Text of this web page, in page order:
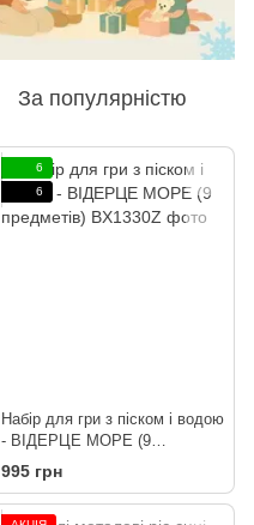
За популярністю
6
6
Набір для гри з піском і водою
- ВІДЕРЦЕ МОРЕ (9
предметів)
995 грн